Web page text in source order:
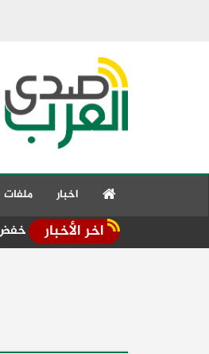
اخبار ملفات
اخر الأخبار
العربية تؤكد ضرورة خفض التوترات